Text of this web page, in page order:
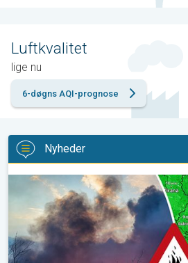
Luftkvalitet
lige nu
6-døgns AQI-prognose
Nyheder
Skovbrande hærger også i